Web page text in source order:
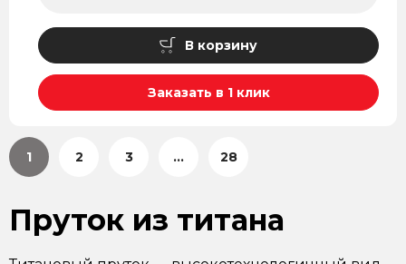
В корзину
Заказать в 1 клик
1 2 3 ... 28
Пруток из титана